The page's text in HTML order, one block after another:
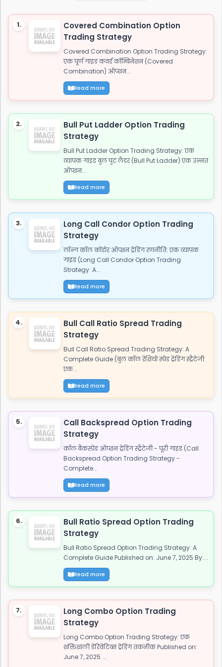
अटीट्यूड स्टेटस "ये आवाज नही जाट कि दहाड़ है, अकेले भी
खडे सामने हो जाये तो...
1.
Covered Combination Option
Trading Strategy
Covered Combination Option Trading Strategy:
एक पूर्ण गाइड कवर्ड कॉम्बिनेशन (Covered
Combination) ऑप्शन...
Read more
2.
Bull Put Ladder Option Trading
Strategy
Bull Put Ladder Option Trading Strategy: एक
व्यापक गाइड बुल पुट लैडर (Bull Put Ladder) एक उन्नत
ऑप्शन...
Read more
3.
Long Call Condor Option Trading
Strategy
लॉन्ग कॉल कोंडोर ऑप्शन ट्रेडिंग रणनीति: एक व्यापक
गाइड (Long Call Condor Option Trading
Strategy: A...
Read more
4.
Bull Call Ratio Spread Trading
Strategy
Bull Call Ratio Spread Trading Strategy: A
Complete Guide (बुल कॉल रेशियो स्प्रेड ट्रेडिंग स्ट्रैटेजी:
एक...
Read more
5.
Call Backspread Option Trading
Strategy
कॉल बैकस्प्रेड ऑप्शन ट्रेडिंग स्ट्रैटेजी - पूरी गाइड (Call
Backspread Option Trading Strategy -
Complete...
Read more
6.
Bull Ratio Spread Option Trading
Strategy
Bull Ratio Spread Option Trading Strategy: A
Complete Guide Published on: June 7, 2025 By:...
Read more
7.
Long Combo Option Trading
Strategy
Long Combo Option Trading Strategy: एक
शक्तिशाली डेरिवेटिव्स ट्रेडिंग तकनीक Published on:
June 7, 2025 ...